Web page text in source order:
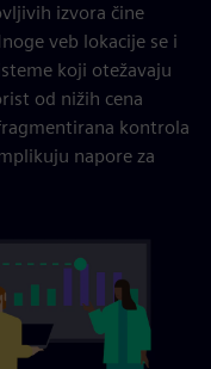
izvora čine
veb lokacije se i
koji otežavaju
od nižih cena
kontrola
napore za